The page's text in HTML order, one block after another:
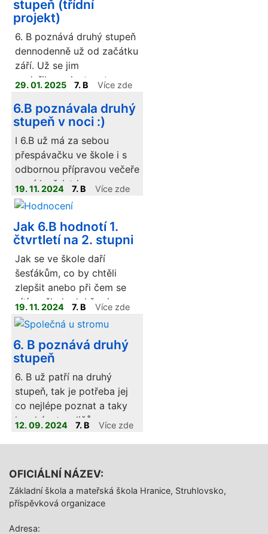
společného dopoledne
plného úkolů, her a tvoření.
stupeň (třídní
projekt)
6. B poznává druhý stupeň
dennodenně už od začátku
září. Už se jim
podařilo zorientovat se na
mají rozvrh, zvyknout si na
učitele a seznámit se s
některými staršími
spolužáky.
29. 01. 2025 7. B Více zde
6.B poznávala druhý
stupeň v noci :)
I 6.B už má za sebou
přespávačku ve škole i s
odbornou přípravou večeře
a snídaně (stripsy s
bramborem a palačinky k
snídani).
19. 11. 2024 7. B Více zde
Jak 6.B hodnotí 1.
čtvrtletí na 2. stupni
Jak se ve škole daří
šesťákům, co by chtěli
zlepšit anebo při čem se
cítí ve škole dobře si
můžete přečím v
hodnocení, které se jim
dnes podařilo vytvořit.
19. 11. 2024 7. B Více zde
6. B poznává druhý
stupeň
6. B už patří na druhý
stupeň, tak je potřeba jej
co nejlépe poznat a taky
ho ukázat rodičům.
12. 09. 2024 7. B Více zde
OFICIÁLNÍ NÁZEV:
Základní škola a mateřská škola Hranice, Struhlovsko,
příspěvková organizace
Adresa: